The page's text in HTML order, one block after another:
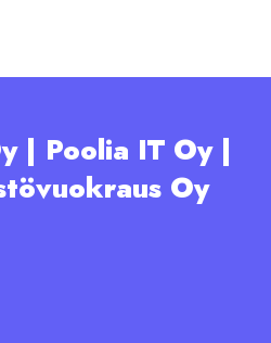
| Poolia IT Oy |
Oy